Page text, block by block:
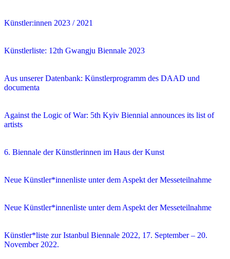
Künstler:innen 2023 / 2021
Künstlerliste: 12th Gwangju Biennale 2023
Aus unserer Datenbank: Künstlerprogramm des DAAD und
documenta
Against the Logic of War: 5th Kyiv Biennial announces its list of
artists
6. Biennale der Künstlerinnen im Haus der Kunst
Neue Künstler*innenliste unter dem Aspekt der Messeteilnahme
Neue Künstler*innenliste unter dem Aspekt der Messeteilnahme
Künstler*liste zur Istanbul Biennale 2022, 17. September – 20.
November 2022.